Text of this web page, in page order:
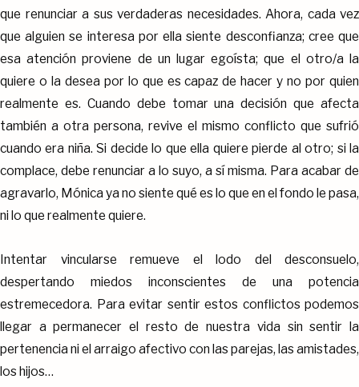
que renunciar a sus verdaderas necesidades. Ahora, cada vez
que alguien se interesa por ella siente desconfianza; cree que
esa atención proviene de un lugar egoísta; que el otro/a la
quiere o la desea por lo que es capaz de hacer y no por quien
realmente es. Cuando debe tomar una decisión que afecta
también a otra persona, revive el mismo conflicto que sufrió
cuando era niña. Si decide lo que ella quiere pierde al otro; si la
complace, debe renunciar a lo suyo, a sí misma. Para acabar de
agravarlo, Mónica ya no siente qué es lo que en el fondo le pasa,
ni lo que realmente quiere.
Intentar vincularse remueve el lodo del desconsuelo,
despertando miedos inconscientes de una potencia
estremecedora. Para evitar sentir estos conflictos podemos
llegar a permanecer el resto de nuestra vida sin sentir la
pertenencia ni el arraigo afectivo con las parejas, las amistades,
los hijos…